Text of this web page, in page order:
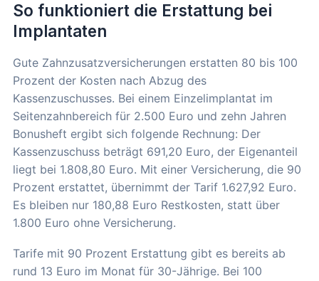
So funktioniert die Erstattung bei
Implantaten
Gute Zahnzusatzversicherungen erstatten 80 bis 100
Prozent der Kosten nach Abzug des
Kassenzuschusses. Bei einem Einzelimplantat im
Seitenzahnbereich für 2.500 Euro und zehn Jahren
Bonusheft ergibt sich folgende Rechnung: Der
Kassenzuschuss beträgt 691,20 Euro, der Eigenanteil
liegt bei 1.808,80 Euro. Mit einer Versicherung, die 90
Prozent erstattet, übernimmt der Tarif 1.627,92 Euro.
Es bleiben nur 180,88 Euro Restkosten, statt über
1.800 Euro ohne Versicherung.
Tarife mit 90 Prozent Erstattung gibt es bereits ab
rund 13 Euro im Monat für 30-Jährige. Bei 100